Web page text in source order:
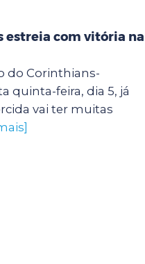
estreia com vitória na
do Corinthians-
quinta-feira, dia 5, já
vai ter muitas